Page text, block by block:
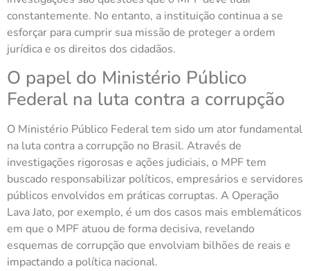
constantemente. No entanto, a instituição continua a se
esforçar para cumprir sua missão de proteger a ordem
jurídica e os direitos dos cidadãos.
O papel do Ministério Público
Federal na luta contra a corrupção
O Ministério Público Federal tem sido um ator fundamental
na luta contra a corrupção no Brasil. Através de
investigações rigorosas e ações judiciais, o MPF tem
buscado responsabilizar políticos, empresários e servidores
públicos envolvidos em práticas corruptas. A Operação
Lava Jato, por exemplo, é um dos casos mais emblemáticos
em que o MPF atuou de forma decisiva, revelando
esquemas de corrupção que envolviam bilhões de reais e
impactando a política nacional.